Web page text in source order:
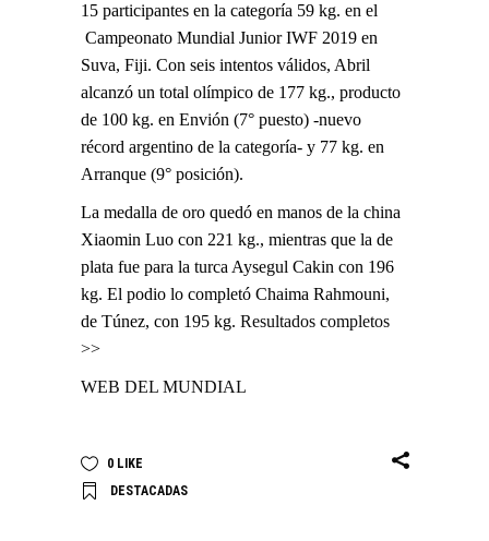
15 participantes en la categoría 59 kg. en el
Campeonato Mundial Junior IWF 2019 en
Suva, Fiji. Con seis intentos válidos, Abril
alcanzó un total olímpico de 177 kg., producto
de 100 kg. en Envión (7° puesto) -nuevo
récord argentino de la categoría- y 77 kg. en
Arranque (9° posición).
La medalla de oro quedó en manos de la china
Xiaomin Luo con 221 kg., mientras que la de
plata fue para la turca Aysegul Cakin con 196
kg. El podio lo completó Chaima Rahmouni,
de Túnez, con 195 kg. Resultados completos
>>
WEB DEL MUNDIAL
0 LIKE
DESTACADAS